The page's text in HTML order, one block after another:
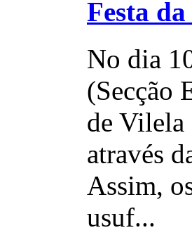
Festa
No dia
(Secção
de Vilela
através
Assim,
usuf...